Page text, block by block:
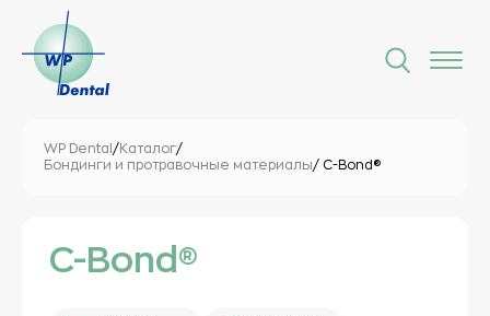
WP Dental /Каталог/
Бондинги и протравочные материалы/ C-Bond®
C-Bond®